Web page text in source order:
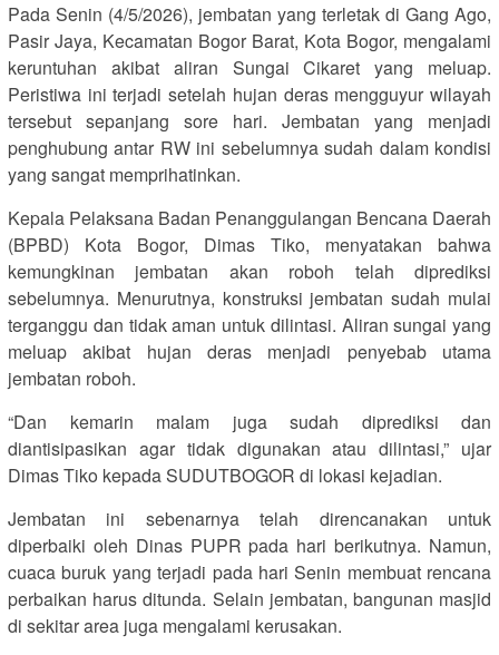
Pada Senin (4/5/2026), jembatan yang terletak di Gang Ago,
Pasir Jaya, Kecamatan Bogor Barat, Kota Bogor, mengalami
keruntuhan akibat aliran Sungai Cikaret yang meluap.
Peristiwa ini terjadi setelah hujan deras mengguyur wilayah
tersebut sepanjang sore hari. Jembatan yang menjadi
penghubung antar RW ini sebelumnya sudah dalam kondisi
yang sangat memprihatinkan.
Kepala Pelaksana Badan Penanggulangan Bencana Daerah
(BPBD) Kota Bogor, Dimas Tiko, menyatakan bahwa
kemungkinan jembatan akan roboh telah diprediksi
sebelumnya. Menurutnya, konstruksi jembatan sudah mulai
terganggu dan tidak aman untuk dilintasi. Aliran sungai yang
meluap akibat hujan deras menjadi penyebab utama
jembatan roboh.
“Dan kemarin malam juga sudah diprediksi dan
diantisipasikan agar tidak digunakan atau dilintasi,” ujar
Dimas Tiko kepada SUDUTBOGOR di lokasi kejadian.
Jembatan ini sebenarnya telah direncanakan untuk
diperbaiki oleh Dinas PUPR pada hari berikutnya. Namun,
cuaca buruk yang terjadi pada hari Senin membuat rencana
perbaikan harus ditunda. Selain jembatan, bangunan masjid
di sekitar area juga mengalami kerusakan.